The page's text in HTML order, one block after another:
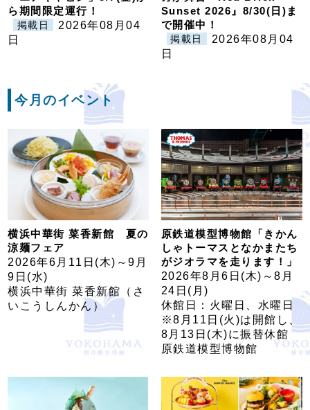
ら期間限定運行！
掲載日
2026年08月04
日
Sunset 2026』8/30(日)ま
で開催中！
掲載日
2026年08月04
日
今月のイベント
横浜中華街 菜香新館 夏の
涼麺フェア
2026年6月11日(木)～9月
9日(水)
横浜中華街 菜香新館（さ
いこうしんかん）
原鉄道模型博物館「きかん
しゃトーマスとなかまたち
がジオラマを走ります！」
2026年8月6日(木)～8月
24日(月)
休館日：火曜日、水曜日
※8月11日(火)は開館し、
8月13日(木)に振替休館
原鉄道模型博物館